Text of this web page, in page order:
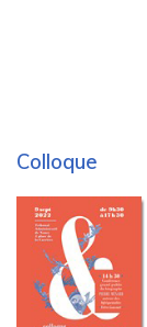
Colloque